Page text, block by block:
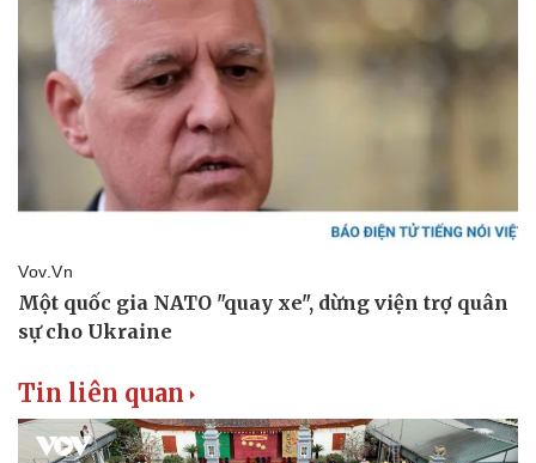
Doanh nhân
Vì cộng đồng
Chuyển đổi số
Tin liên quan